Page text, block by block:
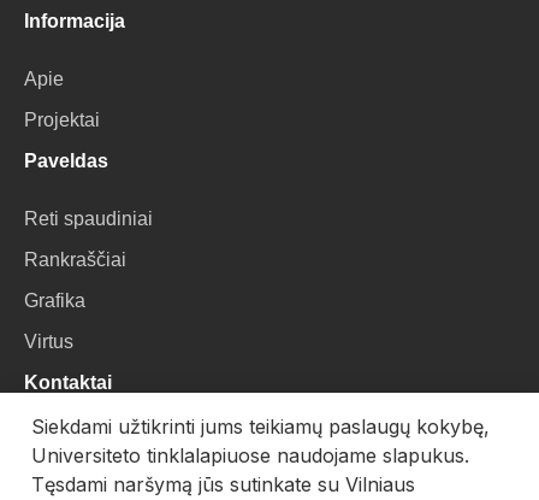
Informacija
Apie
Projektai
Paveldas
Reti spaudiniai
Rankraščiai
Grafika
Virtus
Kontaktai
VU Biblioteka
Universiteto g. 3, LT-01122, Vilnius
Siekdami užtikrinti jums teikiamų paslaugų kokybę,
Universiteto tinklalapiuose naudojame slapukus.
Tęsdami naršymą jūs sutinkate su Vilniaus